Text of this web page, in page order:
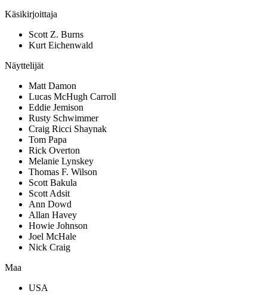
Käsikirjoittaja
Scott Z. Burns
Kurt Eichenwald
Näyttelijät
Matt Damon
Lucas McHugh Carroll
Eddie Jemison
Rusty Schwimmer
Craig Ricci Shaynak
Tom Papa
Rick Overton
Melanie Lynskey
Thomas F. Wilson
Scott Bakula
Scott Adsit
Ann Dowd
Allan Havey
Howie Johnson
Joel McHale
Nick Craig
Maa
USA